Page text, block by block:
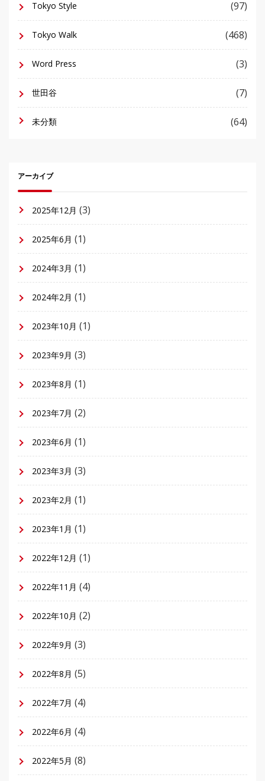
Tokyo Style (97)
Tokyo Walk (468)
Word Press (3)
世田谷 (7)
未分類 (64)
アーカイブ
2025年12月 (3)
2025年6月 (1)
2024年3月 (1)
2024年2月 (1)
2023年10月 (1)
2023年9月 (3)
2023年8月 (1)
2023年7月 (2)
2023年6月 (1)
2023年3月 (3)
2023年2月 (1)
2023年1月 (1)
2022年12月 (1)
2022年11月 (4)
2022年10月 (2)
2022年9月 (3)
2022年8月 (5)
2022年7月 (4)
2022年6月 (4)
2022年5月 (8)